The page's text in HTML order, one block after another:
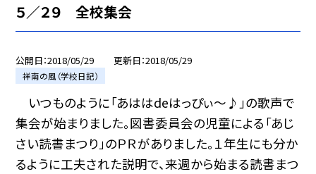
５／２９ 全校集会
公開日 2018/05/29 更新日 2018/05/29
祥南の風（学校日記）
いつものように「あははdeはっぴぃ〜♪」の歌声で
集会が始まりました。図書委員会の児童による「あじ
さい読書まつり」のＰＲがありました。１年生にも分か
るように工夫された説明で、来週から始まる読書まつ